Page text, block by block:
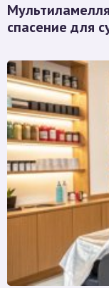
спасение для